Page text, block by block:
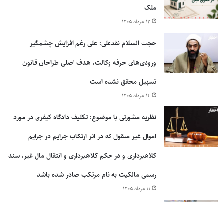
ملک
۱۲ مرداد ۱۴۰۵
حجت السلام نقدعلی: علی رغم افزایش چشمگیر
ورودی‌های حرفه وکالت، هدف اصلی طراحان قانون
تسهیل محقق نشده است
۱۴ مرداد ۱۴۰۵
نظریه مشورتی با موضوع: تکلیف دادگاه کیفری در مورد
اموال غیر منقول که در اثر ارتکاب جرایم در جرایم
کلاهبرداری و در حکم کلاهبرداری و انتقال مال غیر، سند
رسمی مالکیت به نام مرتکب صادر شده باشد
۱۱ مرداد ۱۴۰۵